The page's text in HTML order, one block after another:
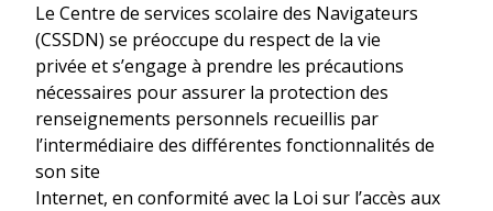
Le Centre de services scolaire des Navigateurs
(CSSDN) se préoccupe du respect de la vie
privée et s’engage à prendre les précautions
nécessaires pour assurer la protection des
renseignements personnels recueillis par
l’intermédiaire des différentes fonctionnalités de
son site
Internet, en conformité avec la Loi sur l’accès aux